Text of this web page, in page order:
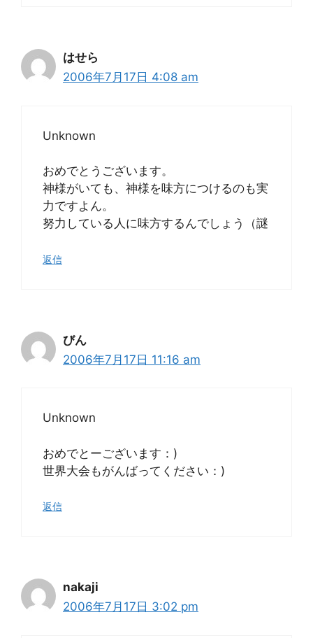
はせら
2006年7月17日 4:08 am
Unknown
おめでとうございます。
神様がいても、神様を味方につけるのも実
力ですよん。
努力している人に味方するんでしょう（謎
返信
びん
2006年7月17日 11:16 am
Unknown
おめでとーございます：)
世界大会もがんばってください：)
返信
nakaji
2006年7月17日 3:02 pm